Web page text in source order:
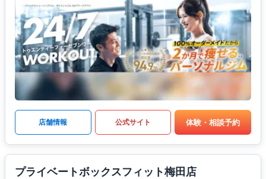
店舗情報 公式サイト 体験・相談予約
プライベートボックスフィット梅田店